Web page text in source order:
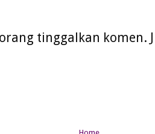
tinggalkan komen.